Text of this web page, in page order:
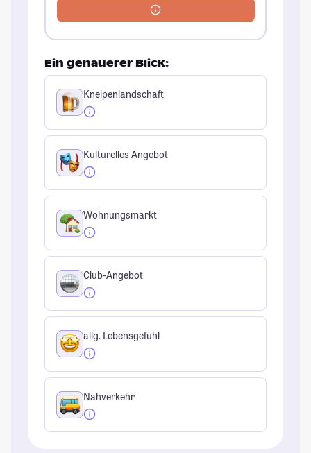
Ein genauerer Blick:
Kneipenlandschaft
Kulturelles Angebot
Wohnungsmarkt
Club-Angebot
allg. Lebensgefühl
Nahverkehr